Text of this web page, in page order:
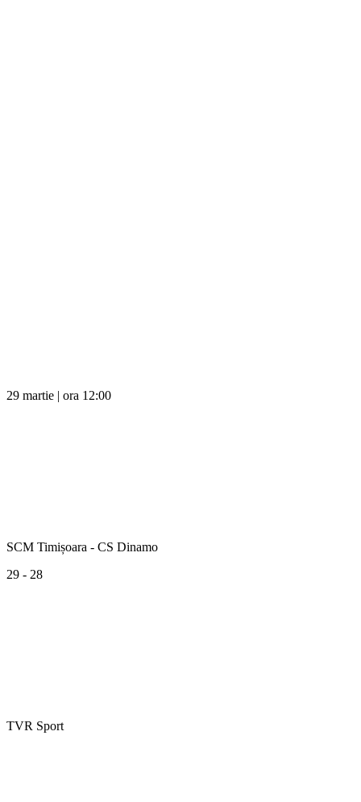
29 martie | ora 12:00
SCM Timișoara - CS Dinamo
29 - 28
TVR Sport